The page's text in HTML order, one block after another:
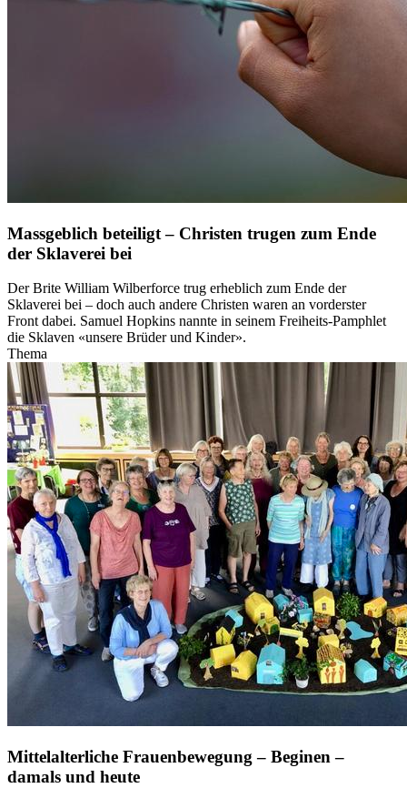
Massgeblich beteiligt – Christen trugen zum Ende
der Sklaverei bei
Der Brite William Wilberforce trug erheblich zum Ende der
Sklaverei bei – doch auch andere Christen waren an vorderster
Front dabei. Samuel Hopkins nannte in seinem Freiheits-Pamphlet
die Sklaven «unsere Brüder und Kinder».
Thema
Mittelalterliche Frauenbewegung – Beginen –
damals und heute